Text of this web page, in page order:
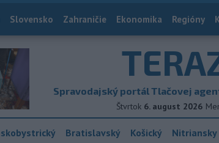
Slovensko Zahraničie Ekonomika Regióny
Spravodajský portál Tlačovej
Štvrtok 6. august 2026
Bratislavský Košický Nitriansky